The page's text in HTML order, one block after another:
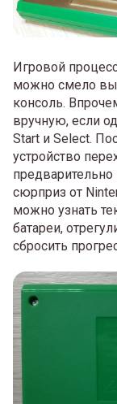
Игровой
можно смело
консоль.
вручную, если
Start и Select.
устройство
сюрприз от
можно узнать
батареи,
сбросить